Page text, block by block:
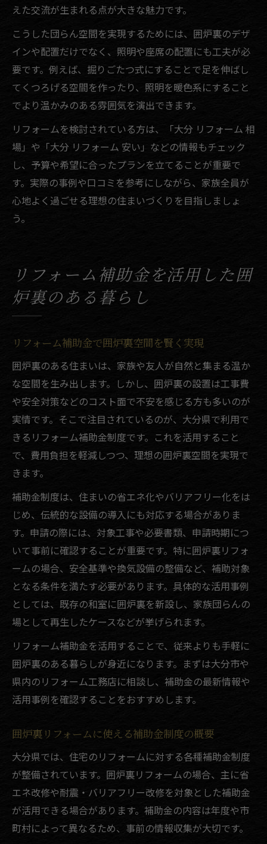
えた交流が生まれる点が大きな魅力です。
こうした団らん空間を実現するためには、囲炉裏のデザ
インや配置だけでなく、照明や座席の配置にも工夫が必
要です。例えば、掘りごたつ式にすることで足を伸ばし
てくつろげる空間を作ったり、照明を暖色系にすること
でより温かみのある雰囲気を演出できます。
リフォームを検討されている方は、「大分 リフォーム 相
場」や「大分 リフォーム 安い」などの情報もチェック
し、予算や希望に合ったプランを立てることが重要で
す。実際の事例や口コミを参考にしながら、家族全員が
心地よく過ごせる理想の住まいづくりを目指しましょ
う。
リフォーム補助金を活用した囲
炉裏のある暮らし
リフォーム補助金で囲炉裏空間を賢く実現
囲炉裏のある住まいは、家族や友人が自然と集まる温か
な空間を生み出します。しかし、囲炉裏の設置は工事費
や安全対策などのコスト面で不安を感じる方も多いのが
実情です。そこで注目されているのが、大分県で利用で
きるリフォーム補助金制度です。これを活用すること
で、費用負担を軽減しつつ、理想の囲炉裏空間を実現で
きます。
補助金制度は、住まいの省エネ化やバリアフリー化をは
じめ、伝統的な設備の導入にも対応する場合がありま
す。申請の際には、対象工事や必要書類、申請時期につ
いて事前に確認することが重要です。特に囲炉裏リフォ
ームの場合、安全基準や換気設備の整備など、補助対象
となる条件を満たす必要があります。具体的な活用事例
としては、既存の和室に囲炉裏を新設し、家族団らんの
場として再生したケースなどが挙げられます。
リフォーム補助金を活用することで、従来よりも手軽に
囲炉裏のある暮らしが身近になります。まずは大分市や
県内のリフォーム工務店に相談し、補助金の最新情報や
活用事例を確認することをおすすめします。
囲炉裏リフォームに使える補助金制度の概要
大分県では、住宅のリフォームに対する各種補助金制度
が整備されています。囲炉裏リフォームの場合、主に省
エネ改修や耐震・バリアフリー改修を対象とした補助金
が活用できる場合があります。補助金の内容は年度や市
町村によって異なるため、事前の情報収集が大切です。